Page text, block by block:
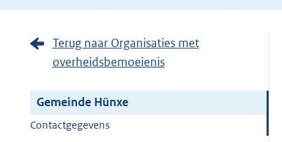
Terug naar Organisaties met
overheidsbemoeienis
Gemeinde Hünxe
Contactgegevens